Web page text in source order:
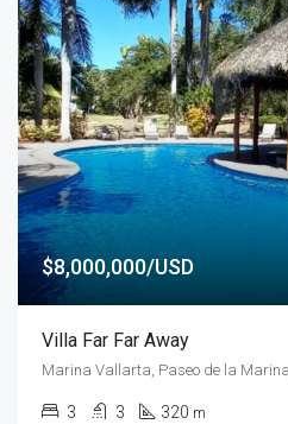
$8,000,000/USD
Villa Far Far Away
3 3 320 m